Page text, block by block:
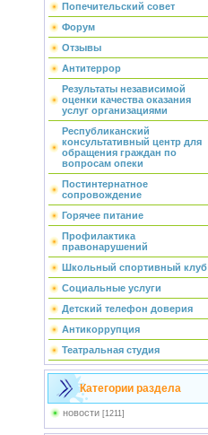
Попечительский совет
Форум
Отзывы
Антитеррор
Результаты независимой
оценки качества оказания
услуг организациями
Республиканский
консультативный центр для
обращения граждан по
вопросам опеки
Постинтернатное
сопровождение
Горячее питание
Профилактика
правонарушений
Школьный спортивный клуб
Социальные услуги
Детский телефон доверия
Антикоррупция
Театральная студия
Категории раздела
новости [1211]